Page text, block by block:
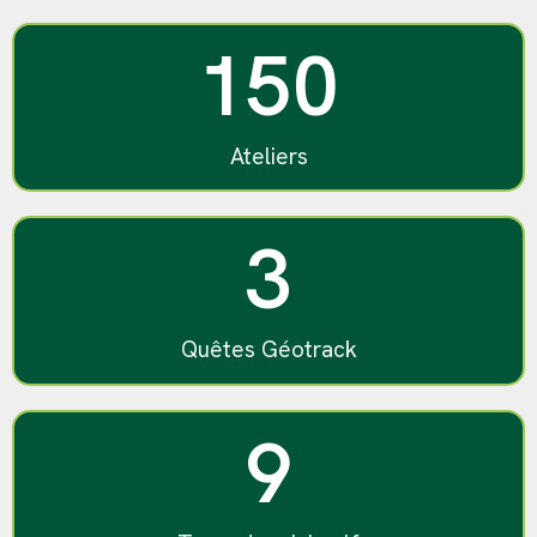
Ateliers
150
Quêtes Géotrack
3
9